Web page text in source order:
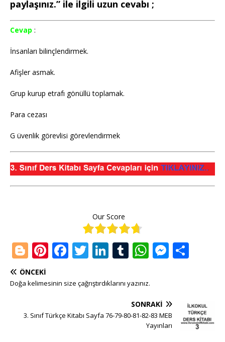
paylaşınız.” ile ilgili uzun cevabı ;
Cevap :
İnsanları bilinçlendirmek.
Afişler asmak.
Grup kurup etrafı gönüllü toplamak.
Para cezası
G üvenlik görevlisi görevlendirmek
Our Score
Bl
o
g
e
Pi
te
e
F
c
b
T
it
r
Li
k
dI
T
m
bl
r
W
at
s
A
p
M
e
n
g
e
ÖNCEKI
Doğa kelimesinin size çağrıştırdıklarını yazınız.
SONRAKI
3. Sınıf Türkçe Kitabı Sayfa 76-79-80-81-82-83 MEB
Yayınları